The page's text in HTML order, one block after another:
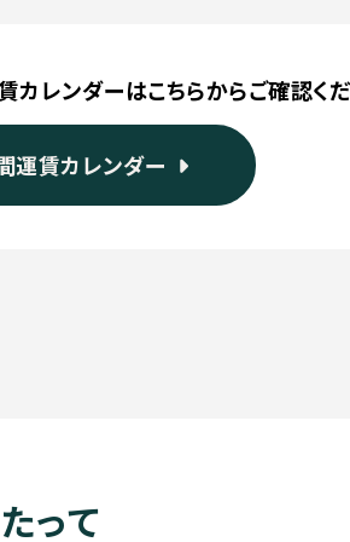
カレンダーはこちらからご確認く
運賃カレンダー
って